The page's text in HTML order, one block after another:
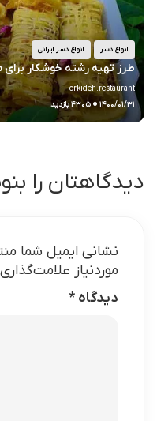
انواع دسر انواع دسر ایرانی
طرز تهیه رشته خوشکار برای
orkideh.restaurant
۱۴۰۰/۰۱/۳۱.۴۳۰۵ بازدید
دیدگاهتان را
نشانی ایمیل شما
موردنیاز
دیدگاه *